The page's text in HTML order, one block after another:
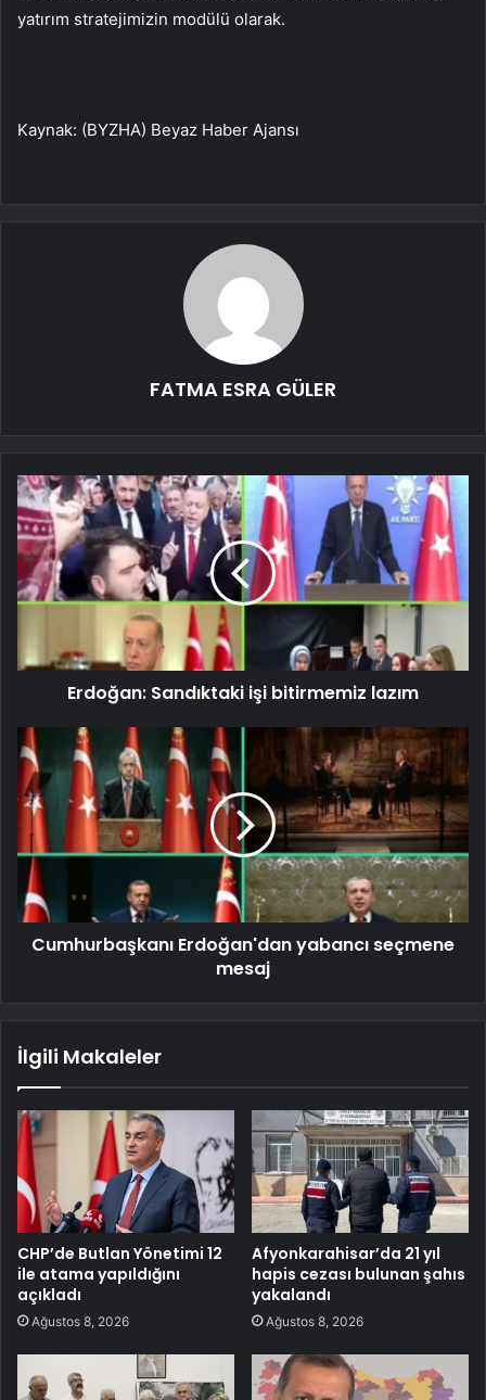
yatırım stratejimizin modülü olarak.
Kaynak: (BYZHA) Beyaz Haber Ajansı
FATMA ESRA GÜLER
Erdoğan: Sandıktaki işi bitirmemiz lazım
Cumhurbaşkanı Erdoğan'dan yabancı seçmene
mesaj
İlgili Makaleler
CHP’de Butlan Yönetimi 12
ile atama yapıldığını
açıkladı
Ağustos 8, 2026
Afyonkarahisar’da 21 yıl
hapis cezası bulunan şahıs
yakalandı
Ağustos 8, 2026